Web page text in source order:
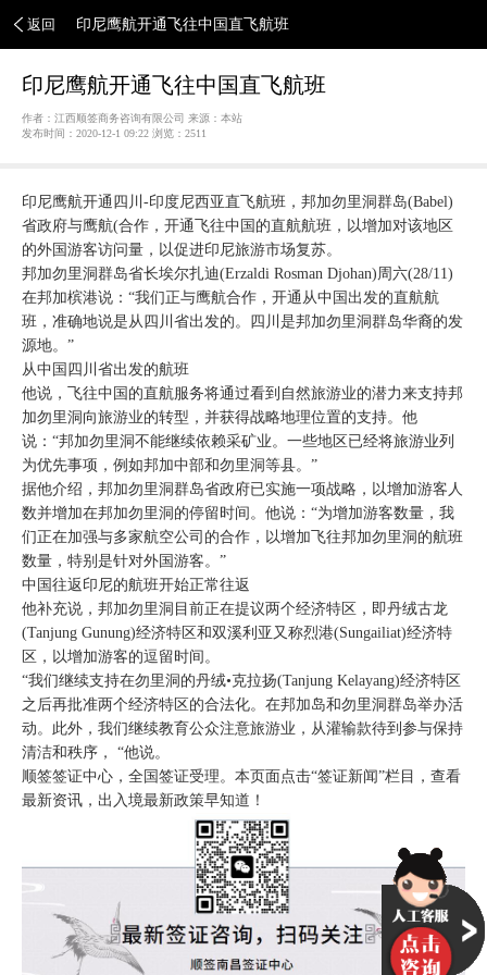
返回 印尼鹰航开通飞往中国直飞航班
印尼鹰航开通飞往中国直飞航班
作者：江西顺签商务咨询有限公司 来源：本站
发布时间：2020-12-1 09:22 浏览： 2511
印尼鹰航开通四川-印度尼西亚直飞航班，邦加勿里洞群岛(Babel)
省政府与鹰航(合作，开通飞往中国的直航航班，以增加对该地区
的外国游客访问量，以促进印尼旅游市场复苏。
邦加勿里洞群岛省长埃尔扎迪(Erzaldi Rosman Djohan)周六(28/11)
在邦加槟港说：“我们正与鹰航合作，开通从中国出发的直航航
班，准确地说是从四川省出发的。四川是邦加勿里洞群岛华裔的发
源地。”
从中国四川省出发的航班
他说，飞往中国的直航服务将通过看到自然旅游业的潜力来支持邦
加勿里洞向旅游业的转型，并获得战略地理位置的支持。他
说：“邦加勿里洞不能继续依赖采矿业。一些地区已经将旅游业列
为优先事项，例如邦加中部和勿里洞等县。”
据他介绍，邦加勿里洞群岛省政府已实施一项战略，以增加游客人
数并增加在邦加勿里洞的停留时间。他说：“为增加游客数量，我
们正在加强与多家航空公司的合作，以增加飞往邦加勿里洞的航班
数量，特别是针对外国游客。”
中国往返印尼的航班开始正常往返
他补充说，邦加勿里洞目前正在提议两个经济特区，即丹绒古龙
(Tanjung Gunung)经济特区和双溪利亚又称烈港(Sungailiat)经济特
区，以增加游客的逗留时间。
“我们继续支持在勿里洞的丹绒•克拉扬(Tanjung Kelayang)经济特区
之后再批准两个经济特区的合法化。在邦加岛和勿里洞群岛举办活
动。此外，我们继续教育公众注意旅游业，从灌输款待到参与保持
清洁和秩序， “他说。
顺签签证中心，全国签证受理。本页面点击“签证新闻”栏目，查看
最新资讯，出入境最新政策早知道！